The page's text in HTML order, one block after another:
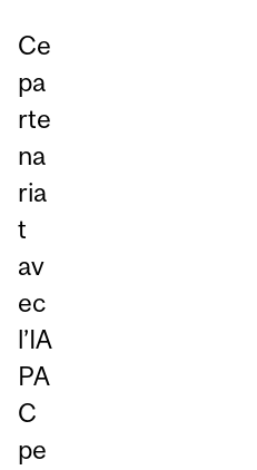
Ce
pa
rte
na
ria
t
av
ec
l’IA
PA
C
pe